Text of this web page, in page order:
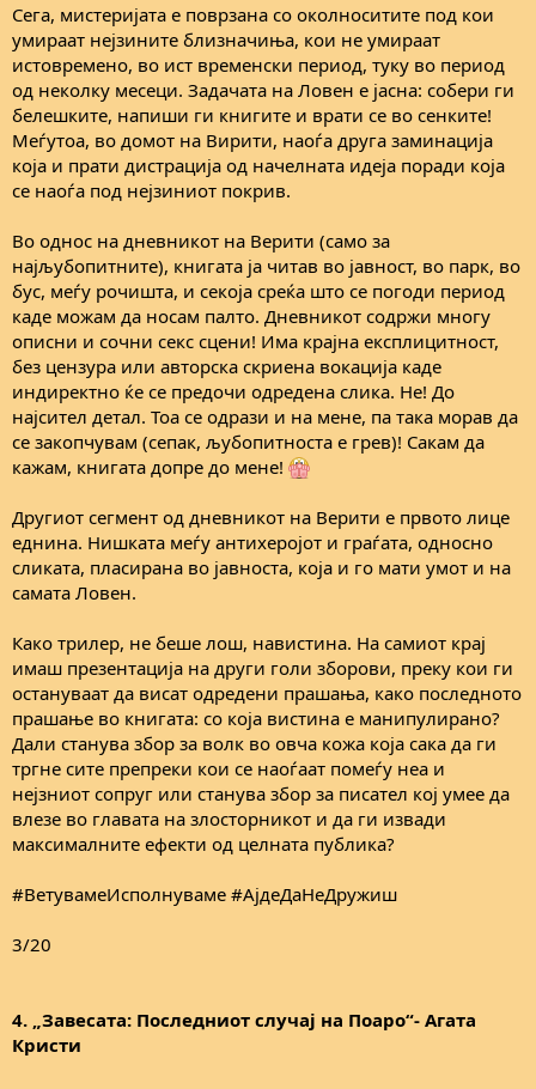
Сега, мистеријата е поврзана со околноситите под кои
умираат нејзините близначиња, кои не умираат
истовремено, во ист временски период, туку во период
од неколку месеци. Задачата на Ловен е јасна: собери ги
белешките, напиши ги книгите и врати се во сенките!
Меѓутоа, во домот на Вирити, наоѓа друга заминација
која и прати дистрација од начелната идеја поради која
се наоѓа под нејзиниот покрив.
Во однос на дневникот на Верити (само за
најљубопитните), книгата ја читав во јавност, во парк, во
бус, меѓу рочишта, и секоја среќа што се погоди период
каде можам да носам палто. Дневникот содржи многу
описни и сочни секс сцени! Има крајна експлицитност,
без цензура или авторска скриена вокација каде
индиректно ќе се предочи одредена слика. Не! До
најсител детал. Тоа се одрази и на мене, па така морав да
се закопчувам (сепак, љубопитноста е грев)! Сакам да
кажам, книгата допре до мене!
Другиот сегмент од дневникот на Верити е првото лице
еднина. Нишката меѓу антихеројот и граѓата, односно
сликата, пласирана во јавноста, која и го мати умот и на
самата Ловен.
Како трилер, не беше лош, навистина. На самиот крај
имаш презентација на други голи зборови, преку кои ги
остануваат да висат одредени прашања, како последното
прашање во книгата: со која вистина е манипулирано?
Дали станува збор за волк во овча кожа која сака да ги
тргне сите препреки кои се наоѓаат помеѓу неа и
нејзниот сопруг или станува збор за писател кој умее да
влезе во главата на злосторникот и да ги извади
максималните ефекти од целната публика?
#ВетувамеИсполнуваме #АјдеДаНеДружиш
3/20
4. „Завесата: Последниот случај на Поаро“- Агата
Кристи